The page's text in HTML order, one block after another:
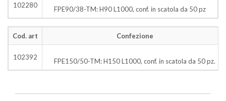
102280 FPE90/38-TM: H90 L1000, conf. in scatola da 50 pz
Cod. art Confezione
102392 FPE150/50-TM: H150 L1000, conf. in scatola da 50 pz.